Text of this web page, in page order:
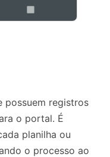
possuem registros
o portal. É
planilha ou
o processo ao